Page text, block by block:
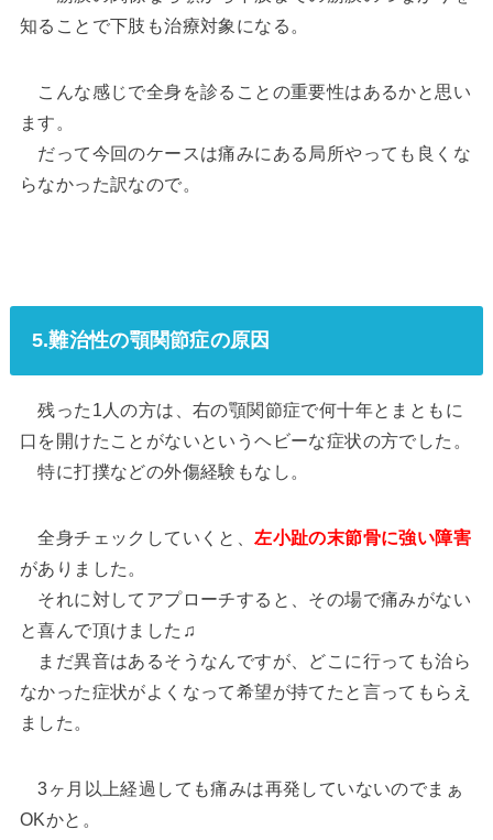
知ることで下肢も治療対象になる。
こんな感じで全身を診ることの重要性はあるかと思い
ます。
だって今回のケースは痛みにある局所やっても良くな
らなかった訳なので。
5.難治性の顎関節症の原因
残った1人の方は、右の顎関節症で何十年とまともに
口を開けたことがないというヘビーな症状の方でした。
特に打撲などの外傷経験もなし。
全身チェックしていくと、左小趾の末節骨に強い障害
がありました。
それに対してアプローチすると、その場で痛みがない
と喜んで頂けました♫
まだ異音はあるそうなんですが、どこに行っても治ら
なかった症状がよくなって希望が持てたと言ってもらえ
ました。
3ヶ月以上経過しても痛みは再発していないのでまぁ
OKかと。